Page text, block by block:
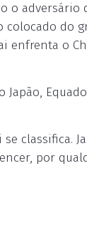
o adversário
do
o
classifica.
por